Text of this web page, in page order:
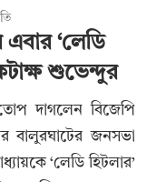
এবার ‘লেডি
শুভেন্দুর
তোপ দাগলেন বিজেপি
বালুরঘাটের জনসভা
‘লেডি হিটলার’